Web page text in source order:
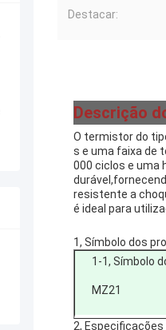
Destacar:
Descrição
O termistor do
s e uma faixa de
000 ciclos e uma
resistente a
é ideal para
1, Símbolo dos
1-1, Símbolo
MZ21
2,